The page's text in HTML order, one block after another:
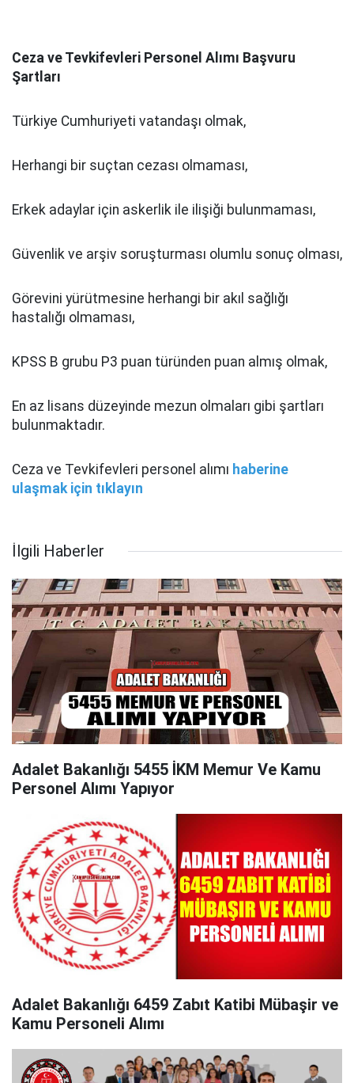
Ceza ve Tevkifevleri Personel Alımı Başvuru
Şartları
Türkiye Cumhuriyeti vatandaşı olmak,
Herhangi bir suçtan cezası olmaması,
Erkek adaylar için askerlik ile ilişiği bulunmaması,
Güvenlik ve arşiv soruşturması olumlu sonuç olması,
Görevini yürütmesine herhangi bir akıl sağlığı
hastalığı olmaması,
KPSS B grubu P3 puan türünden puan almış olmak,
En az lisans düzeyinde mezun olmaları gibi şartları
bulunmaktadır.
Ceza ve Tevkifevleri personel alımı haberine
ulaşmak için tıklayın
İlgili Haberler
Adalet Bakanlığı 5455 İKM Memur Ve Kamu
Personel Alımı Yapıyor
Adalet Bakanlığı 6459 Zabıt Katibi Mübaşir ve
Kamu Personeli Alımı